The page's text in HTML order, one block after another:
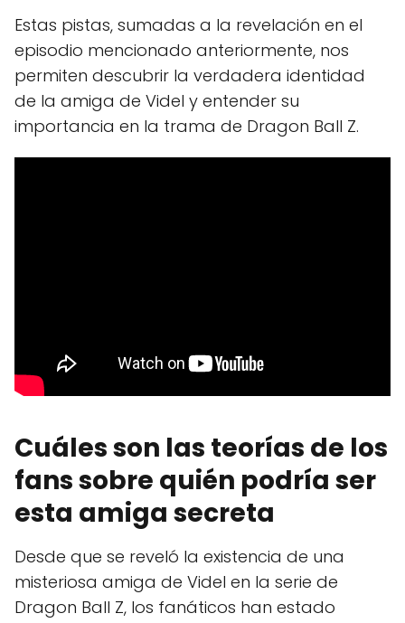
Estas pistas, sumadas a la revelación en el
episodio mencionado anteriormente, nos
permiten descubrir la verdadera identidad
de la amiga de Videl y entender su
importancia en la trama de Dragon Ball Z.
Cuáles son las teorías de los
fans sobre quién podría ser
esta amiga secreta
Desde que se reveló la existencia de una
misteriosa amiga de Videl en la serie de
Dragon Ball Z, los fanáticos han estado